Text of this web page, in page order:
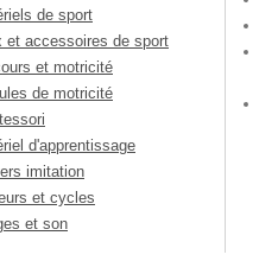
de sport
et accessoires de sport
et motricité
de motricité
d'apprentissage
imitation
et cycles
et son